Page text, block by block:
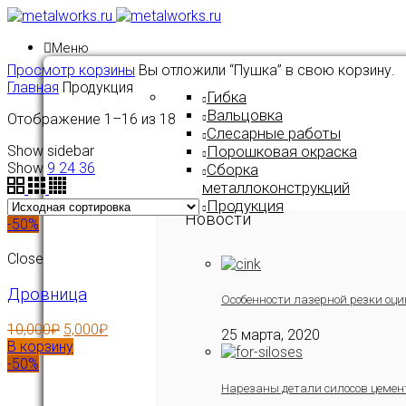
Меню
Гибка
Вальцовка
Слесарные работы
Порошковая окраска
Сборка
металлоконструкций
Продукция
Новости
Особенности лазерной резки
25 марта, 2020
Нарезаны детали силосов
Просмотр корзины Вы отложили “Пушка” в свою корзину.
Главная Продукция
Отображение 1–16 из 18
Show sidebar
Show 9 24 36
-50%
Close
Дровница
10,000₽ 5,000₽
В корзину
-50%